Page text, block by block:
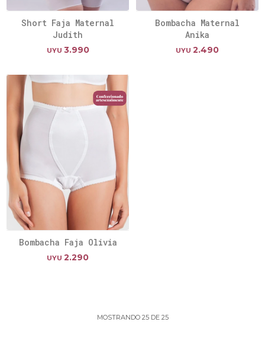
Short Faja Maternal
Judith
UYU 3.990
Bombacha Maternal
Anika
UYU 2.490
Bombacha Faja Olivia
UYU 2.290
MOSTRANDO 25DE 25